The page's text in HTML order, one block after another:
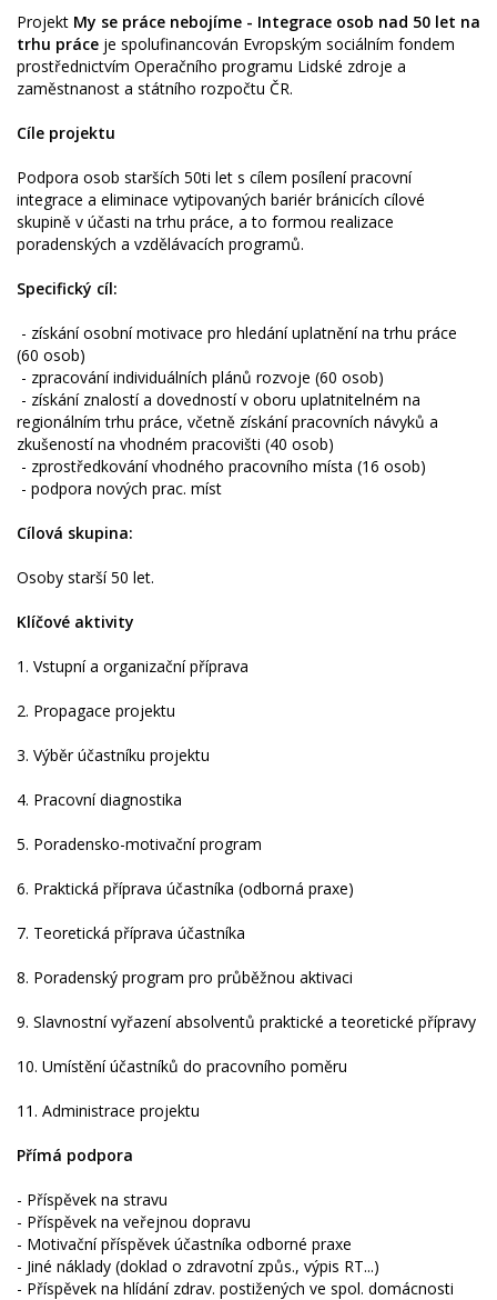
Projekt My se práce nebojíme - Integrace osob nad 50 let na
trhu práce je spolufinancován Evropským sociálním fondem
prostřednictvím Operačního programu Lidské zdroje a
zaměstnanost a státního rozpočtu ČR.
Cíle projektu
Podpora osob starších 50ti let s cílem posílení pracovní
integrace a eliminace vytipovaných bariér bránicích cílové
skupině v účasti na trhu práce, a to formou realizace
poradenských a vzdělávacích programů.
Specifický cíl:
- získání osobní motivace pro hledání uplatnění na trhu práce
(60 osob)
- zpracování individuálních plánů rozvoje (60 osob)
- získání znalostí a dovedností v oboru uplatnitelném na
regionálním trhu práce, včetně získání pracovních návyků a
zkušeností na vhodném pracovišti (40 osob)
- zprostředkování vhodného pracovního místa (16 osob)
- podpora nových prac. míst
Cílová skupina:
Osoby starší 50 let.
Klíčové aktivity
1. Vstupní a organizační příprava
2. Propagace projektu
3. Výběr účastníku projektu
4. Pracovní diagnostika
5. Poradensko-motivační program
6. Praktická příprava účastníka (odborná praxe)
7. Teoretická příprava účastníka
8. Poradenský program pro průběžnou aktivaci
9. Slavnostní vyřazení absolventů praktické a teoretické přípravy
10. Umístění účastníků do pracovního poměru
11. Administrace projektu
Přímá podpora
- Příspěvek na stravu
- Příspěvek na veřejnou dopravu
- Motivační příspěvek účastníka odborné praxe
- Jiné náklady (doklad o zdravotní způs., výpis RT...)
- Příspěvek na hlídání zdrav. postižených ve spol. domácnosti